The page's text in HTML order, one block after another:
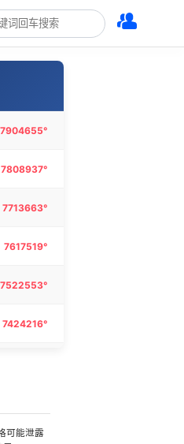
7904655°
7808937°
7713663°
7617519°
7522553°
7424216°
7142865°
可能泄露